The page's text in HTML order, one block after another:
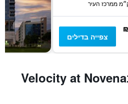
צפייה בדילים
איפה להתארח בVelocity at Novena